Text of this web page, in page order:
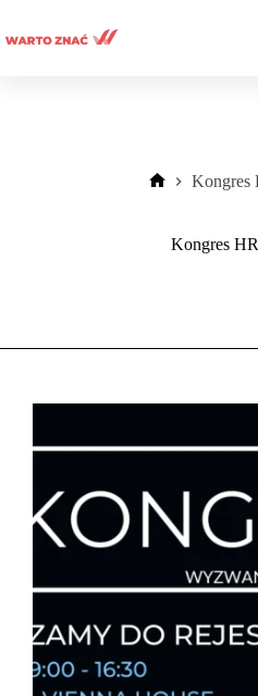
treści
Kongres
Kongres HR